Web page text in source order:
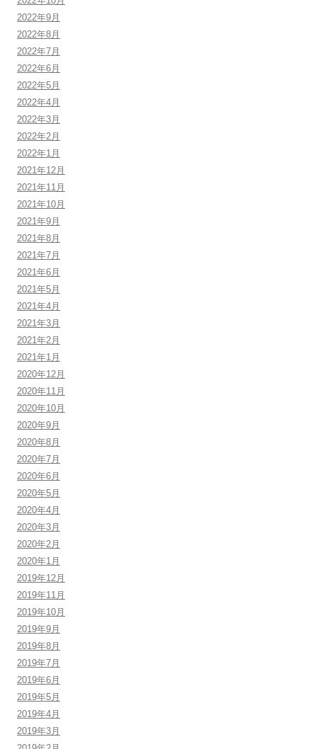
2022年9月
2022年8月
2022年7月
2022年6月
2022年5月
2022年4月
2022年3月
2022年2月
2022年1月
2021年12月
2021年11月
2021年10月
2021年9月
2021年8月
2021年7月
2021年6月
2021年5月
2021年4月
2021年3月
2021年2月
2021年1月
2020年12月
2020年11月
2020年10月
2020年9月
2020年8月
2020年7月
2020年6月
2020年5月
2020年4月
2020年3月
2020年2月
2020年1月
2019年12月
2019年11月
2019年10月
2019年9月
2019年8月
2019年7月
2019年6月
2019年5月
2019年4月
2019年3月